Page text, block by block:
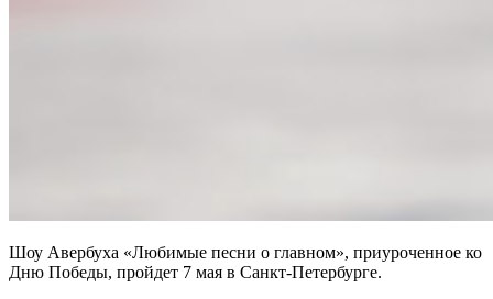
Шоу Авербуха «Любимые песни о главном», приуроченное ко
Дню Победы, пройдет 7 мая в Санкт-Петербурге.